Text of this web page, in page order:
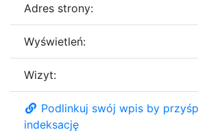
Adres strony:
Wyświetleń:
Wizyt:
Podlinkuj swój wpis by
indeksację